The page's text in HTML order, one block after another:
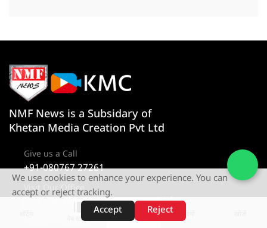
वेब स्टोरीज़
NMF News is a Subsidary of
Khetan Media Creation Pvt Ltd
Give us a Call
+91-080767 27261
Visit Our Office
D-4 1st Floor, Sector 10, Noida,
Uttar Pradesh 201301
We use cookies to enhance your experience. You can
accept or reject tracking.
Accept
Reject